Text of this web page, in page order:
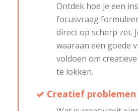
Ontdek hoe je een
focusvraag
direct op scherp zet.
waaraan een goede
voldoen om
te lokken.
Creatief problemen